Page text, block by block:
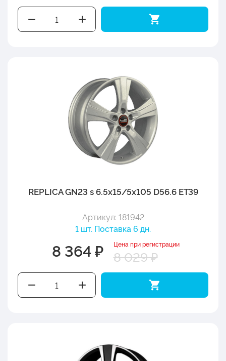
REPLICA GN23 s 6.5x15/5x105 D56.6 ET39
Артикул: 181942
1 шт. Поставка 6 дн.
8 364 ₽ Цена при регистрации
8 029 ₽